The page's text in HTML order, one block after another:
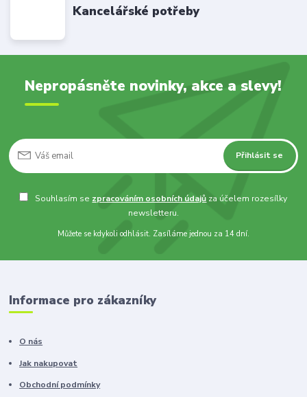
Kancelářské potřeby
Nepropásněte novinky, akce a slevy!
Přihlásit se
Souhlasím se zpracováním osobních údajů za účelem rozesílky
newsletteru.
Můžete se kdykoli odhlásit. Zasíláme jednou za 14 dní.
Informace pro zákazníky
O nás
Jak nakupovat
Obchodní podmínky